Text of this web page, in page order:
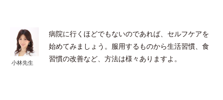
小林先生
病院に行くほどでもないのであれば、セルフケアを
始めてみましょう。服用するものから生活習慣、食
習慣の改善など、方法は様々ありますよ。